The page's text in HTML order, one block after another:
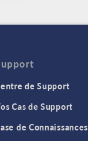
de Support
Cas de Support
de Connaissances